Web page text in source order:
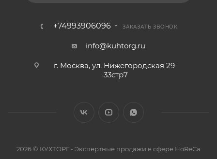
+74993906096 ЗАКАЗАТЬ ЗВОНОК
info@kuhtorg.ru
г. Москва, ул. Нижегородская 29-
33стр7
2026 © КУХТОРГ - Экспертные продажи в сфере HoReCa